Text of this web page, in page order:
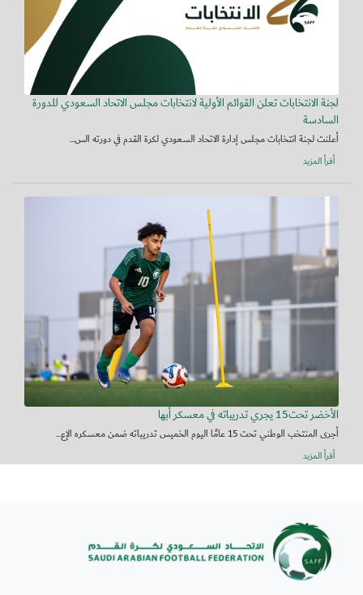
لجنة الانتخابات تعلن القوائم الأولية لانتخابات مجلس الاتحاد السعودي للدورة
السادسة
أعلنت لجنة انتخابات مجلس إدارة الاتحاد السعودي لكرة القدم في دورته الس...
أقرأ المزيد
الأخضر تحت15 يجري تدريباته في معسكر أبها
أجرى المنتخب الوطني تحت 15 عامًا اليوم الخميس تدريباته ضمن معسكره الإع...
أقرأ المزيد